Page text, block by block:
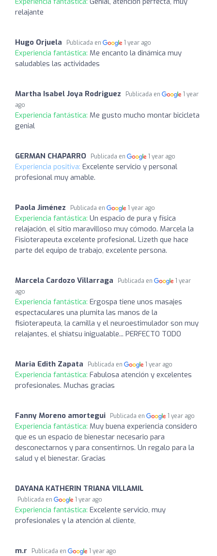
relajante
Hugo Orjuela Publicada en 1 year ago
Experiencia fantástica: Me encanto la dinámica muy
saludables las actividades
Martha Isabel Joya Rodriguez Publicada en
1 year
ago
Experiencia fantástica: Me gusto mucho montar bicicleta
genial
GERMAN CHAPARRO Publicada en 1 year ago
Experiencia positiva: Excelente servicio y personal
profesional muy amable.
Paola Jiménez Publicada en 1 year ago
Experiencia fantástica: Un espacio de pura y física
relajación, el sitio maravilloso muy cómodo. Marcela la
Fisioterapeuta excelente profesional. Lizeth que hace
parte del equipo de trabajo, excelente persona.
Marcela Cardozo Villarraga Publicada en
1 year
ago
Experiencia fantástica: Ergospa tiene unos masajes
espectaculares una plumita las manos de la
fisioterapeuta, la camilla y el neuroestimulador son muy
relajantes, el shiatsu inigualable... PERFECTO TODO
Maria Edith Zapata Publicada en 1 year ago
Experiencia fantástica: Fabulosa atención y excelentes
profesionales. Muchas gracias
Fanny Moreno amortegui Publicada en 1 year ago
Experiencia fantástica: Muy buena experiencia considero
que es un espacio de bienestar necesario para
desconectarnos y para consentirnos. Un regalo para la
salud y el bienestar. Gracias
DAYANA KATHERIN TRIANA VILLAMIL
Publicada en 1 year ago
Experiencia fantástica: Excelente servicio, muy
profesionales y la atención al cliente,
m.r Publicada en 1 year ago